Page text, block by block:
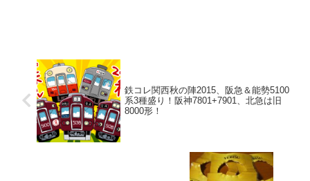
鉄コレ関西秋の陣2015、阪急＆能勢5100
系3種盛り！阪神7801+7901、北急は旧
8000形！